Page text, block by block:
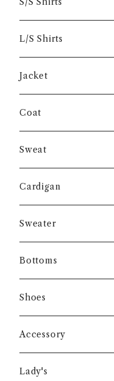
L/S Shirts
Jacket
Coat
Sweat
Cardigan
Sweater
Bottoms
Shoes
Accessory
Lady's